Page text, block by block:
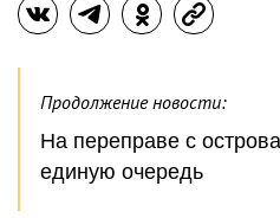
Продолжение новости:
На переправе с
единую очередь